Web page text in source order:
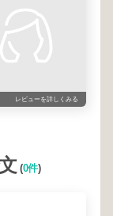
レビューを詳しくみる
(0件)